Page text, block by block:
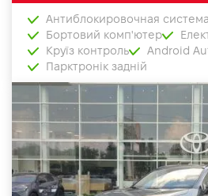
Антиблокировочная система
Бортовий комп'ютер
Круїз контроль
Android
Парктронік задній